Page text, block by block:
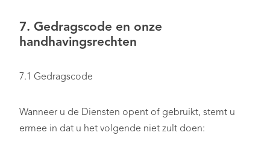
7. Gedragscode en onze
handhavingsrechten
7.1 Gedragscode
Wanneer u de Diensten opent of gebruikt, stemt u
ermee in dat u het volgende niet zult doen: